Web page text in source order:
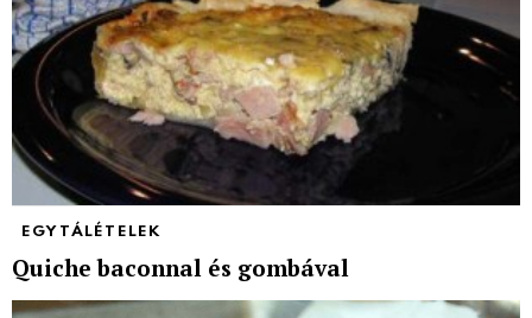
EGYTÁLÉTELEK
Quiche baconnal és gombával